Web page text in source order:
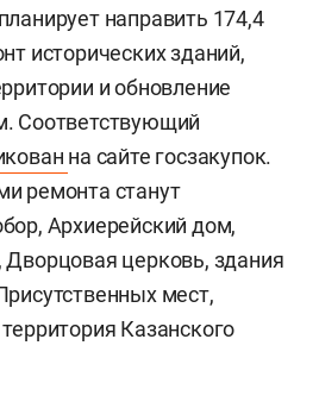
направить 174,4
исторических зданий,
и обновление
Соответствующий
на сайте госзакупок.
ремонта станут
Архиерейский дом,
церковь, здания
мест,
Казанского